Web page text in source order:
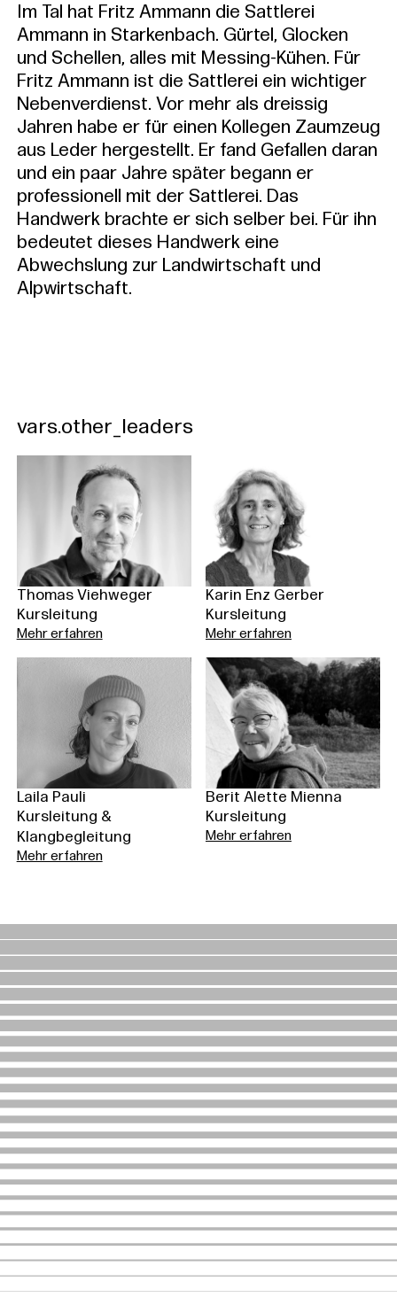
Im Tal hat Fritz Ammann die Sattlerei
Ammann in Starkenbach. Gürtel, Glocken
und Schellen, alles mit Messing-Kühen. Für
Fritz Ammann ist die Sattlerei ein wichtiger
Nebenverdienst. Vor mehr als dreissig
Jahren habe er für einen Kollegen Zaumzeug
aus Leder hergestellt. Er fand Gefallen daran
und ein paar Jahre später begann er
professionell mit der Sattlerei. Das
Handwerk brachte er sich selber bei. Für ihn
bedeutet dieses Handwerk eine
Abwechslung zur Landwirtschaft und
Alpwirtschaft.
vars.other_leaders
Thomas Viehweger
Kursleitung
Mehr erfahren
Karin Enz Gerber
Kursleitung
Mehr erfahren
Laila Pauli
Kursleitung &
Klangbegleitung
Mehr erfahren
Berit Alette Mienna
Kursleitung
Mehr erfahren